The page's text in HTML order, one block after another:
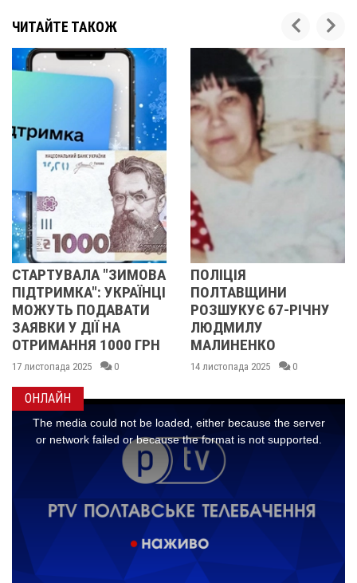
ЧИТАЙТЕ ТАКОЖ
СТАРТУВАЛА "ЗИМОВА
ПІДТРИМКА": УКРАЇНЦІ
МОЖУТЬ ПОДАВАТИ
ЗАЯВКИ У ДІЇ НА
ОТРИМАННЯ 1000 ГРН
17 листопада 2025 0
ПОЛІЦІЯ
ПОЛТАВЩИНИ
РОЗШУКУЄ 67-РІЧНУ
ЛЮДМИЛУ
МАЛИНЕНКО
14 листопада 2025 0
ОНЛАЙН